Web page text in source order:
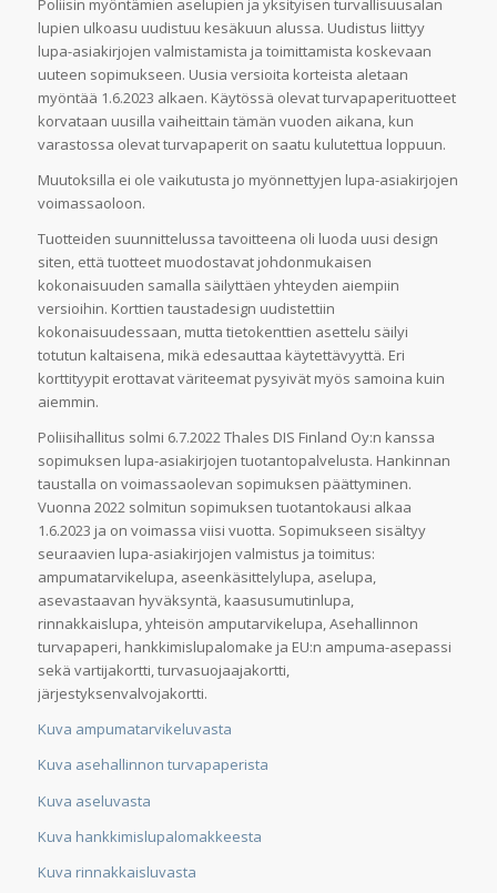
Poliisin myöntämien aselupien ja yksityisen turvallisuusalan
lupien ulkoasu uudistuu kesäkuun alussa. Uudistus liittyy
lupa-asiakirjojen valmistamista ja toimittamista koskevaan
uuteen sopimukseen. Uusia versioita korteista aletaan
myöntää 1.6.2023 alkaen. Käytössä olevat turvapaperituotteet
korvataan uusilla vaiheittain tämän vuoden aikana, kun
varastossa olevat turvapaperit on saatu kulutettua loppuun.
Muutoksilla ei ole vaikutusta jo myönnettyjen lupa-asiakirjojen
voimassaoloon.
Tuotteiden suunnittelussa tavoitteena oli luoda uusi design
siten, että tuotteet muodostavat johdonmukaisen
kokonaisuuden samalla säilyttäen yhteyden aiempiin
versioihin. Korttien taustadesign uudistettiin
kokonaisuudessaan, mutta tietokenttien asettelu säilyi
totutun kaltaisena, mikä edesauttaa käytettävyyttä. Eri
korttityypit erottavat väriteemat pysyivät myös samoina kuin
aiemmin.
Poliisihallitus solmi 6.7.2022 Thales DIS Finland Oy:n kanssa
sopimuksen lupa-asiakirjojen tuotantopalvelusta. Hankinnan
taustalla on voimassaolevan sopimuksen päättyminen.
Vuonna 2022 solmitun sopimuksen tuotantokausi alkaa
1.6.2023 ja on voimassa viisi vuotta. Sopimukseen sisältyy
seuraavien lupa-asiakirjojen valmistus ja toimitus:
ampumatarvikelupa, aseenkäsittelylupa, aselupa,
asevastaavan hyväksyntä, kaasusumutinlupa,
rinnakkaislupa, yhteisön amputarvikelupa, Asehallinnon
turvapaperi, hankkimislupalomake ja EU:n ampuma-asepassi
sekä vartijakortti, turvasuojaajakortti,
järjestyksenvalvojakortti.
Kuva ampumatarvikeluvasta
Kuva asehallinnon turvapaperista
Kuva aseluvasta
Kuva hankkimislupalomakkeesta
Kuva rinnakkaisluvasta